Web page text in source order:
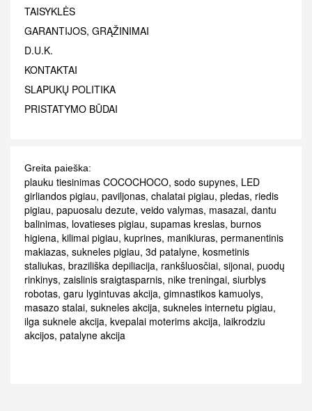
TAISYKLĖS
GARANTIJOS, GRĄŽINIMAI
D.U.K.
KONTAKTAI
SLAPUKŲ POLITIKA
PRISTATYMO BŪDAI
Greita paieška:
plauku tiesinimas COCOCHOCO, sodo supynes, LED
girliandos pigiau, paviljonas, chalatai pigiau, pledas, riedis
pigiau, papuosalu dezute, veido valymas, masazai, dantu
balinimas, lovatieses pigiau, supamas kreslas, burnos
higiena, kilimai pigiau, kuprines, manikiuras, permanentinis
makiazas, sukneles pigiau, 3d patalyne, kosmetinis
staliukas, braziliška depiliacija, rankšluosčiai, sijonai, puodų
rinkinys, zaislinis sraigtasparnis, nike treningai, siurblys
robotas, garu lygintuvas akcija, gimnastikos kamuolys,
masazo stalai, sukneles akcija, sukneles internetu pigiau,
ilga suknele akcija, kvepalai moterims akcija, laikrodziu
akcijos, patalyne akcija